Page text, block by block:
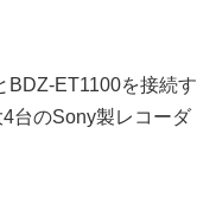
BDZ-ET1100を接続す
台のSony製レコーダ